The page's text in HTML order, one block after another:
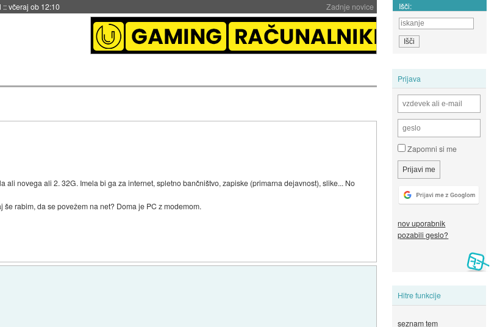
Zadnje novice
::včeraj ob 11:37 Išči:
Prijava
Zapomni si me
nov uporabnik
pozabili geslo?
Hitre funkcije
seznam tem
ali novega ali 2. 32G. Imela bi ga za internet, spletno bančništvo, zapiske (primarna dejavnost), slike... No
rabim, da se povežem na net? Doma je PC z modemom.